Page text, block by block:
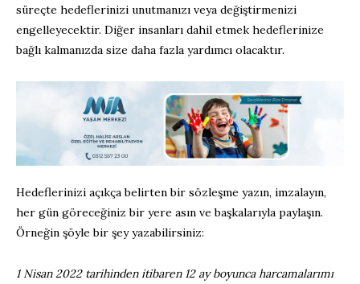
süreçte hedeflerinizi unutmanızı veya değiştirmenizi
engelleyecektir. Diğer insanları dahil etmek hedeflerinize
bağlı kalmanızda size daha fazla yardımcı olacaktır.
Hedeflerinizi açıkça belirten bir sözleşme yazın, imzalayın,
her gün göreceğiniz bir yere asın ve başkalarıyla paylaşın.
Örneğin şöyle bir şey yazabilirsiniz:
1 Nisan 2022 tarihinden itibaren 12 ay boyunca harcamalarımı